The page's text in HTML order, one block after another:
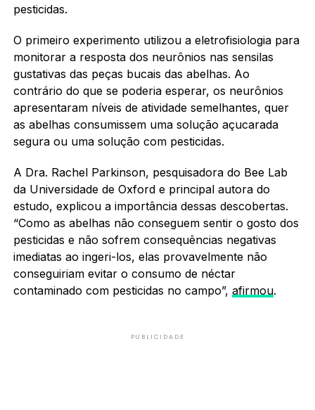
pesticidas.
O primeiro experimento utilizou a eletrofisiologia para
monitorar a resposta dos neurônios nas sensilas
gustativas das peças bucais das abelhas. Ao
contrário do que se poderia esperar, os neurônios
apresentaram níveis de atividade semelhantes, quer
as abelhas consumissem uma solução açucarada
segura ou uma solução com pesticidas.
A Dra. Rachel Parkinson, pesquisadora do Bee Lab
da Universidade de Oxford e principal autora do
estudo, explicou a importância dessas descobertas.
“Como as abelhas não conseguem sentir o gosto dos
pesticidas e não sofrem consequências negativas
imediatas ao ingeri-los, elas provavelmente não
conseguiriam evitar o consumo de néctar
contaminado com pesticidas no campo”, afirmou.
PUBLICIDADE